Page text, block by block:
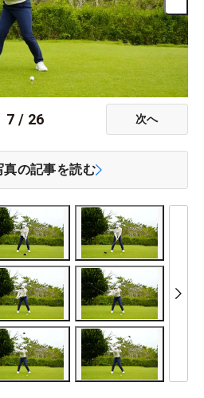
7 / 26 次へ
真の記事を読む